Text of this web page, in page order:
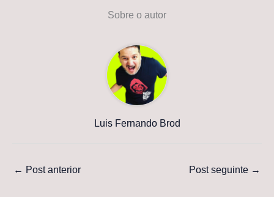
Sobre o autor
Luis Fernando Brod
← Post anterior Post seguinte →